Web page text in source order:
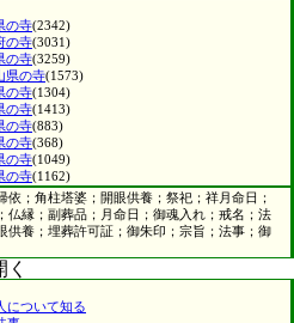
の寺(2342)
の寺(3031)
の寺(3259)
県の寺(1573)
の寺(1304)
の寺(1413)
の寺(883)
の寺(368)
の寺(1049)
の寺(1162)
依；角柱塔婆；開眼供養；祭祀；祥月命日；
仏縁；副葬品；月命日；御魂入れ；戒名；法
供養；埋葬許可証；御朱印；宗旨；法事；御
について知る